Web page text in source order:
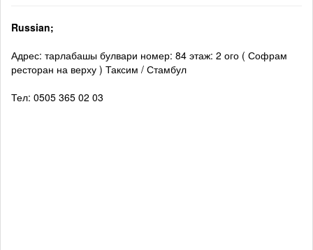
Russian;
Адрес: тарлабашы булвари номер: 84 этаж: 2 ого ( Софрам
ресторан на верху ) Таксим / Стамбул
Тел: 0505 365 02 03